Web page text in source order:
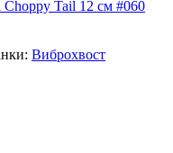
Tail 12 см #060
Виброхвост